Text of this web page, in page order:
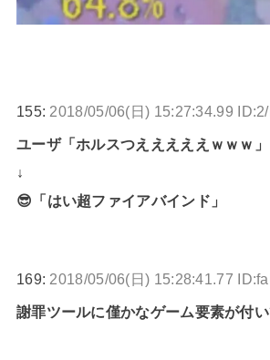
155: 2018/05/06(日) 15:27:34.99
ユーザ「ホルスつえええええｗｗｗ」
↓
😎「はい超ファイアバインド」
169: 2018/05/06(日) 15:28:41.77
謝罪ツールに僅かなゲーム要素が付